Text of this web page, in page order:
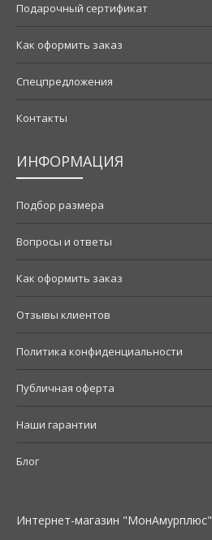
Подарочный сертификат
Как оформить заказ
Спецпредложения
Контакты
ИНФОРМАЦИЯ
Подбор размера
Вопросы и ответы
Как оформить заказ
Отзывы клиентов
Политика конфиденциальности
Публичная оферта
Наши гарантии
Блог
Интернет-магазин "МонАмурплюс"